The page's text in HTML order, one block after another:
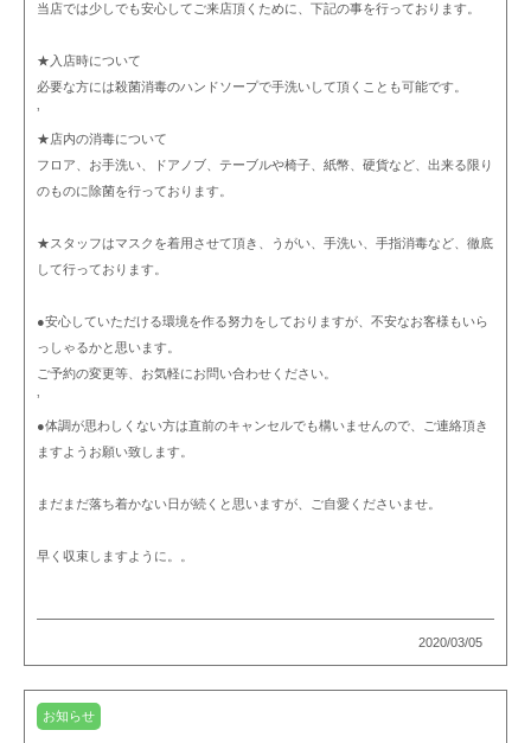
当店では少しでも安心してご来店頂くために、下記の事を行っております。
★入店時について
必要な方には殺菌消毒のハンドソープで手洗いして頂くことも可能です。
’
★店内の消毒について
フロア、お手洗い、ドアノブ、テーブルや椅子、紙幣、硬貨など、出来る限り
のものに除菌を行っております。
★スタッフはマスクを着用させて頂き、うがい、手洗い、手指消毒など、徹底
して行っております。
●安心していただける環境を作る努力をしておりますが、不安なお客様もいら
っしゃるかと思います。
ご予約の変更等、お気軽にお問い合わせください。
’
●体調が思わしくない方は直前のキャンセルでも構いませんので、ご連絡頂き
ますようお願い致します。
まだまだ落ち着かない日が続くと思いますが、ご自愛くださいませ。
早く収束しますように。。
2020/03/05
お知らせ